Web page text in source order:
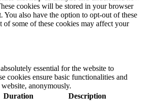
cookies will be stored in your browser
You also have the option to opt-out of these
some of these cookies may affect your
essential for the website to
cookies ensure basic functionalities and
anonymously.
Duration Description